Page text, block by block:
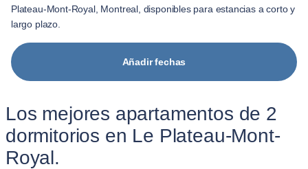
Plateau-Mont-Royal, Montreal, disponibles para estancias a corto y
largo plazo.
Añadir fechas
Los mejores apartamentos de 2
dormitorios en Le Plateau-Mont-
Royal.